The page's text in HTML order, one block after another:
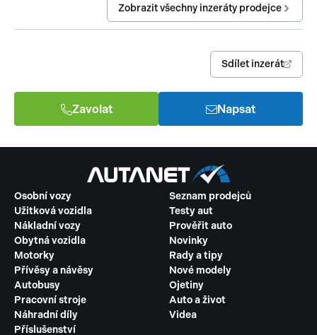
Zobrazit všechny inzeráty prodejce
Sdílet inzerát
Zavolat Napsat
Osobní vozy
Užitková vozidla
Nákladní vozy
Obytná vozidla
Motorky
Přívěsy a návěsy
Autobusy
Pracovní stroje
Náhradní díly
Příslušenství
Seznam prodejců
Testy aut
Prověřit auto
Novinky
Rady a tipy
Nové modely
Ojetiny
Auto a život
Videa